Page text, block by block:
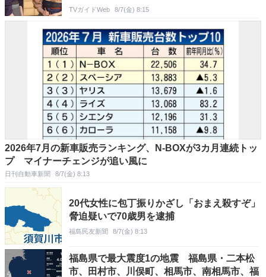
TVガイドWeb 8/7(金) 8:15
2026年7月の新車販売ランキング、N-BOXが3カ月連続トッ
プ マイナーチェンジが追い風に
日刊自動車新聞 8/7(金) 8:13
20代女性に包丁振りかざし「おまえ殺すぞ」
脅迫疑いで70歳男を逮捕
福島民友新聞 8/7(金) 8:13
福島県で最大震度1の地震 福島県・二本松
市、田村市、川俣町、相馬市、南相馬市、福